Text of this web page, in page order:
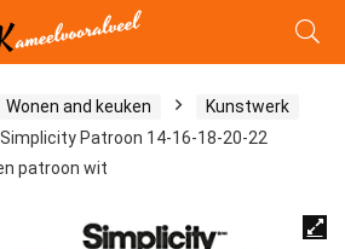
Wonen and keuken
Kunstwerk
Simplicity Patroon 14-16-18-20-22
patroon wit